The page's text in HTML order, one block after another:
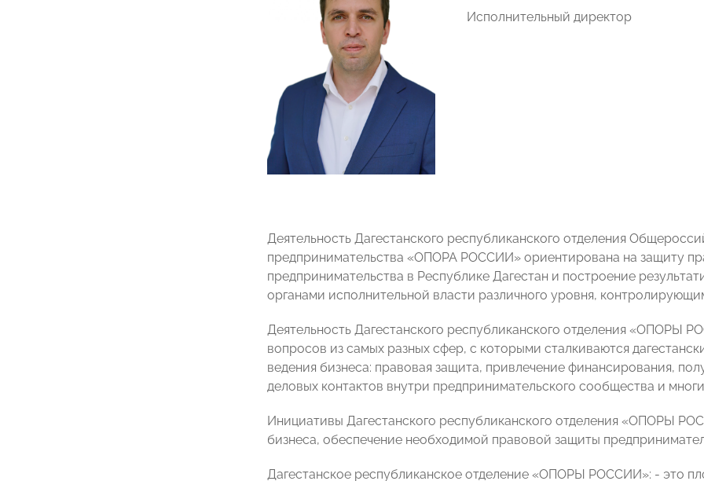
Исполнительный директор
Деятельность Дагестанского республиканского отделения
предпринимательства «ОПОРА РОССИИ» ориентирована на защиту
предпринимательства в Республике Дагестан и построение
органами исполнительной власти различного уровня,
Деятельность Дагестанского республиканского отделения «ОПОРЫ
вопросов из самых разных сфер, с которыми сталкиваются
ведения бизнеса: правовая защита, привлечение финансирования,
деловых контактов внутри предпринимательского сообщества и
Инициативы Дагестанского республиканского отделения «ОПОРЫ
бизнеса, обеспечение необходимой правовой защиты
Дагестанское республиканское отделение «ОПОРЫ РОССИИ»: - это